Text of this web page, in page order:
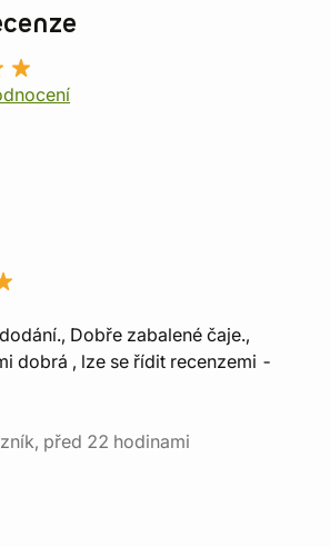
Dobře zabalené čaje.,
dobrá , lze se řídit recenzemi -
před 22 hodinami